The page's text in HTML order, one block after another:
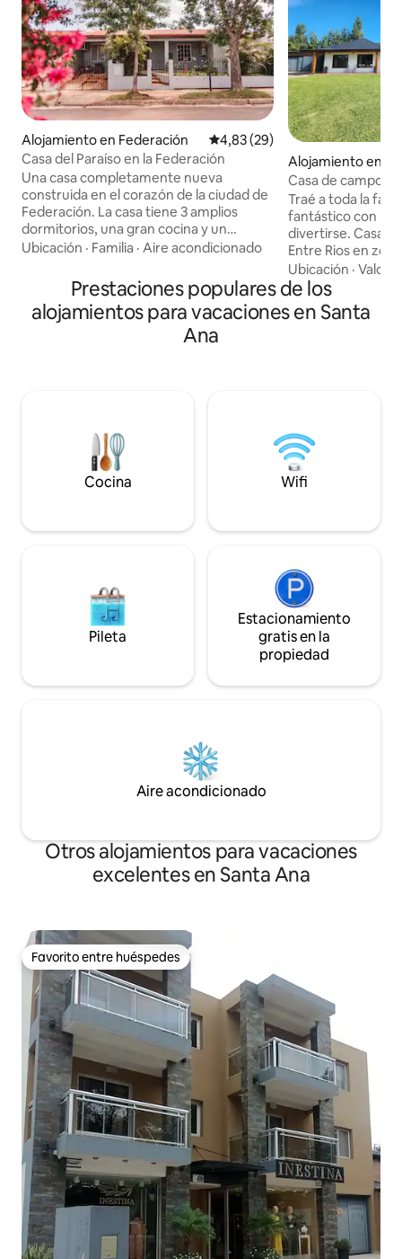
Alojamiento en Federación Calificación promedio: 4,83 de
4,83 (29)
Casa del Paraíso en la Federación
Una casa completamente nueva
construida en el corazón de la ciudad de
Federación. La casa tiene 3 amplios
dormitorios, una gran cocina y un
acogedor jardín. Hay 3 inodoros y dos
calefacción por suelo radiante en las
áreas de ducha. Un grupo grande de 7-8
personas puede alojar cómodamente.
La casa está equipada con los
electrodomésticos más modernos. Hay
Ubicación · Familia · Aire acondicionado
Alojamiento en
Casa de campo
termas con pileta
Traé a toda la
fantástico con
divertirse. Casa Chalet en Federación
Entre Rios en
pasar unos días
casa cuenta con
ambientes
disfrutar en
Ubicación ·Valor
Prestaciones populares de los
alojamientos para vacaciones en Santa
Ana
Cocina Wifi
Pileta
Estacionamiento
gratis en la
propiedad
Aire acondicionado
Otros alojamientos para vacaciones
excelentes en Santa Ana
Favorito entre huéspedes
Favorito entre huéspedes